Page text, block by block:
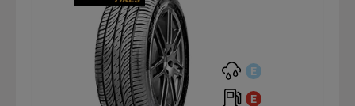
E
E